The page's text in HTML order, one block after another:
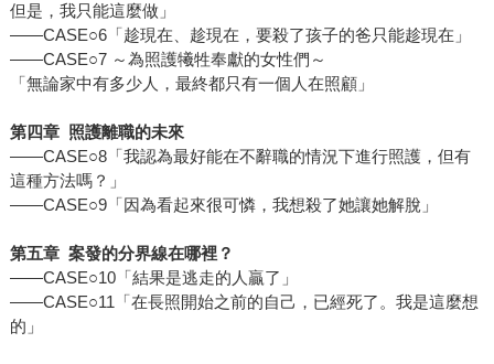
但是，我只能這麼做」
——CASE○6「趁現在、趁現在，要殺了孩子的爸只能趁現在」
——CASE○7 ～為照護犧牲奉獻的女性們～
「無論家中有多少人，最終都只有一個人在照顧」
第四章 照護離職的未來
——CASE○8「我認為最好能在不辭職的情況下進行照護，但有
這種方法嗎？」
——CASE○9「因為看起來很可憐，我想殺了她讓她解脫」
第五章 案發的分界線在哪裡？
——CASE○10「結果是逃走的人贏了」
——CASE○11「在長照開始之前的自己，已經死了。我是這麼想
的」